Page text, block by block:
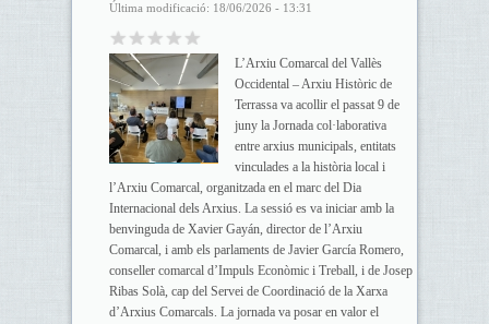
Última modificació: 18/06/2026 - 13:31
L’Arxiu Comarcal del Vallès
Occidental – Arxiu Històric de
Terrassa va acollir el passat 9 de
juny la Jornada col·laborativa
entre arxius municipals, entitats
vinculades a la història local i
l’Arxiu Comarcal, organitzada en el marc del Dia
Internacional dels Arxius. La sessió es va iniciar amb la
benvinguda de Xavier Gayán, director de l’Arxiu
Comarcal, i amb els parlaments de Javier García Romero,
conseller comarcal d’Impuls Econòmic i Treball, i de Josep
Ribas Solà, cap del Servei de Coordinació de la Xarxa
d’Arxius Comarcals. La jornada va posar en valor el